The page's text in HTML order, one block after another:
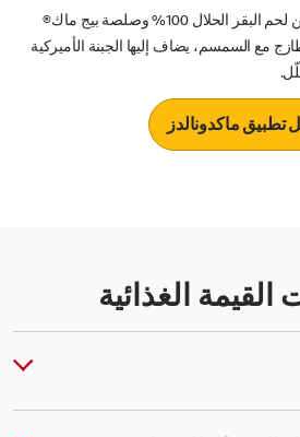
يبدأ الطعم المثالي بقطعتين من لحم البقر الحلال 100% وصلصة بيج ماك®
مع السمسم، يضاف إليها الجبنة الأميركية
تطبيق ماكدونالدز
القيمة الغذائية